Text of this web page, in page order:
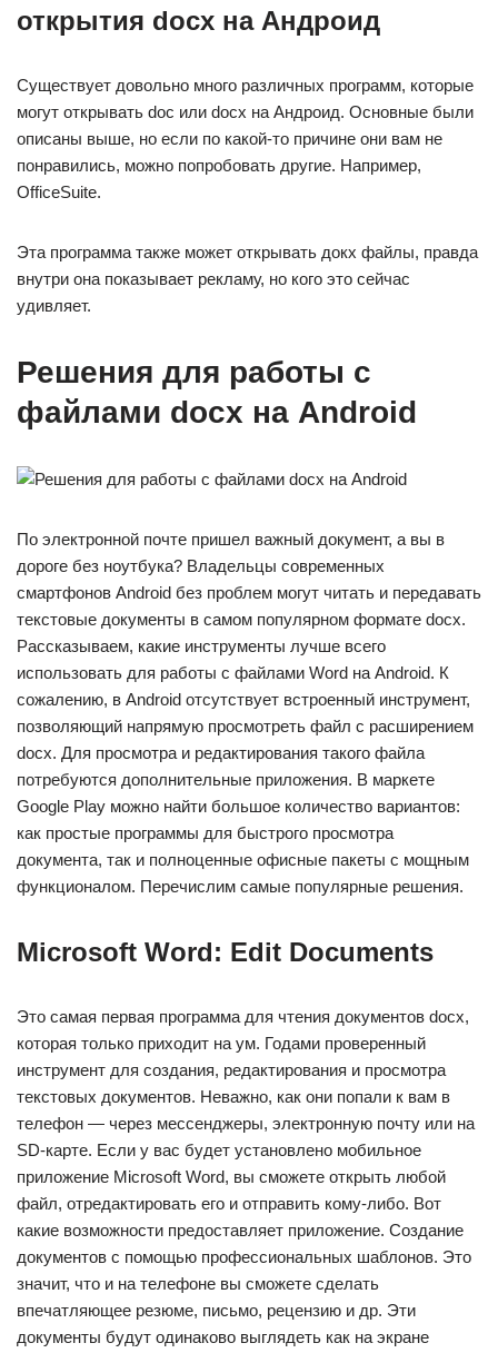
открытия docx на Андроид
Существует довольно много различных программ, которые
могут открывать doc или docx на Андроид. Основные были
описаны выше, но если по какой-то причине они вам не
понравились, можно попробовать другие. Например,
OfficeSuite.
Эта программа также может открывать докх файлы, правда
внутри она показывает рекламу, но кого это сейчас
удивляет.
Решения для работы с
файлами docx на Android
По электронной почте пришел важный документ, а вы в
дороге без ноутбука? Владельцы современных
смартфонов Android без проблем могут читать и передавать
текстовые документы в самом популярном формате docx.
Рассказываем, какие инструменты лучше всего
использовать для работы с файлами Word на Android. К
сожалению, в Android отсутствует встроенный инструмент,
позволяющий напрямую просмотреть файл с расширением
docx. Для просмотра и редактирования такого файла
потребуются дополнительные приложения. В маркете
Google Play можно найти большое количество вариантов:
как простые программы для быстрого просмотра
документа, так и полноценные офисные пакеты с мощным
функционалом. Перечислим самые популярные решения.
Microsoft Word: Edit Documents
Это самая первая программа для чтения документов docx,
которая только приходит на ум. Годами проверенный
инструмент для создания, редактирования и просмотра
текстовых документов. Неважно, как они попали к вам в
телефон — через мессенджеры, электронную почту или на
SD-карте. Если у вас будет установлено мобильное
приложение Microsoft Word, вы сможете открыть любой
файл, отредактировать его и отправить кому-либо. Вот
какие возможности предоставляет приложение. Создание
документов с помощью профессиональных шаблонов. Это
значит, что и на телефоне вы сможете сделать
впечатляющее резюме, письмо, рецензию и др. Эти
документы будут одинаково выглядеть как на экране